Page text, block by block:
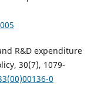
R&D expenditure
30(7), 1079-
0